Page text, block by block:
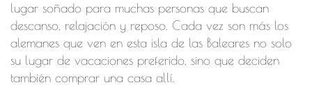
lugar soñado para muchas personas que buscan
descanso, relajación y reposo. Cada vez son más los
alemanes que ven en esta isla de las Baleares no solo
su lugar de vacaciones preferido, sino que deciden
también comprar una casa allí.